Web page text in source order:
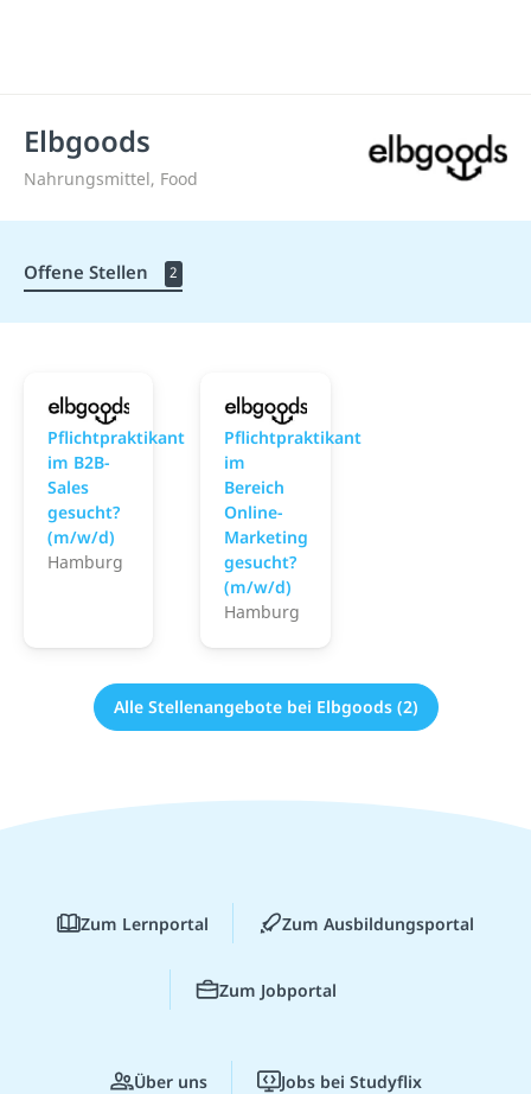
Elbgoods
Nahrungsmittel, Food
Offene Stellen 2
Pflichtpraktikant
im B2B-
Sales
gesucht?
(m/w/d)
Hamburg
Pflichtpraktikant
im
Bereich
Online-
Marketing
gesucht?
(m/w/d)
Hamburg
Alle Stellenangebote bei Elbgoods (2)
Zum Lernportal Zum Ausbildungsportal
Zum Jobportal
Über uns Jobs bei Studyflix